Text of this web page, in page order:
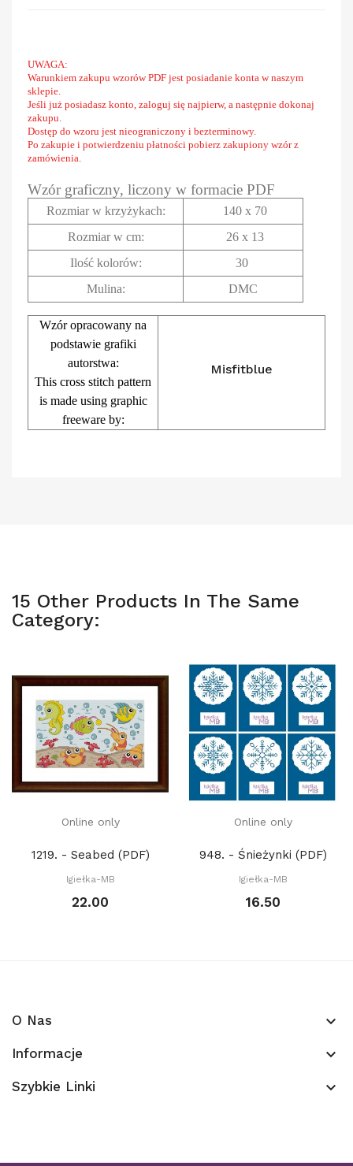
UWAGA:
Warunkiem zakupu wzorów PDF jest posiadanie konta w naszym
sklepie.
Jeśli już posiadasz konto, zaloguj się najpierw, a następnie dokonaj
zakupu.
Dostęp do wzoru jest nieograniczony i bezterminowy.
Po zakupie i potwierdzeniu płatności pobierz zakupiony wzór z
zamówienia.
Wzór graficzny, liczony w formacie PDF
Rozmiar w krzyżykach:
140 x 70
Rozmiar w cm:
26 x 13
Ilość kolorów:
30
Mulina:
DMC
Wzór opracowany na
podstawie grafiki
autorstwa:
This cross stitch pattern
is made using graphic
freeware by:
Misfitblue
15 Other Products In The Same
Category:
Online only
1219. - Seabed (PDF)
Igiełka-MB
22.00
Online only
948. - Śnieżynki (PDF)
Igiełka-MB
16.50
O Nas keyboard_arrow_down
Informacje keyboard_arrow_down
Szybkie Linki keyboard_arrow_down